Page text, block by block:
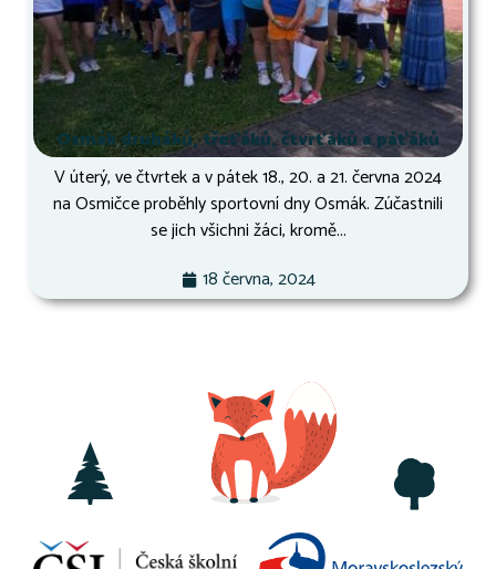
Osmák druháků, třeťáků, čtvrťáků a páťáků
V úterý, ve čtvrtek a v pátek 18., 20. a 21. června 2024
na Osmičce proběhly sportovní dny Osmák. Zúčastnili
se jich všichni žáci, kromě...
18 června, 2024